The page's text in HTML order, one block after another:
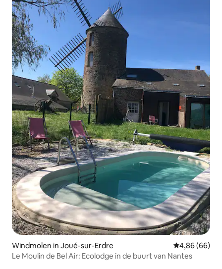
Windmolen in Joué-sur-Erdre Gemiddelde
4,86 (66)
Le Moulin de Bel Air: Ecolodge in de buurt van Nantes